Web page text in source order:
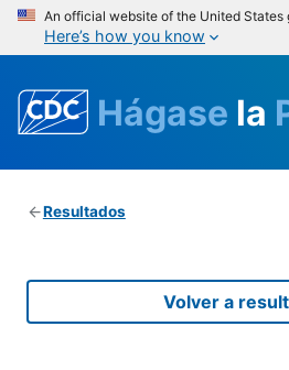
An official website of the United States
Here’s how you know
Hágase la
Resultados
Volver a